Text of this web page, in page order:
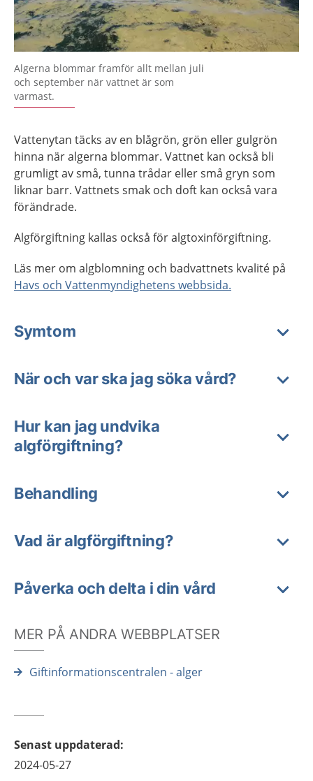
Algerna blommar framför allt mellan juli
och september när vattnet är som
varmast.
Vattenytan täcks av en blågrön, grön eller gulgrön
hinna när algerna blommar. Vattnet kan också bli
grumligt av små, tunna trådar eller små gryn som
liknar barr. Vattnets smak och doft kan också vara
förändrade.
Algförgiftning kallas också för algtoxinförgiftning.
Läs mer om algblomning och badvattnets kvalité på
Havs och Vattenmyndighetens webbsida.
Symtom
När och var ska jag söka vård?
Hur kan jag undvika
algförgiftning?
Behandling
Vad är algförgiftning?
Påverka och delta i din vård
MER PÅ ANDRA WEBBPLATSER
Giftinformationscentralen - alger
Senast uppdaterad:
2024-05-27